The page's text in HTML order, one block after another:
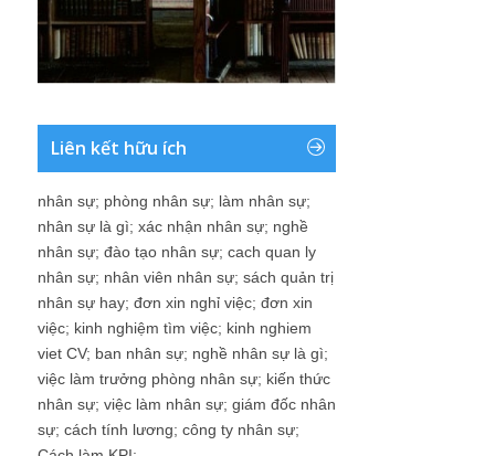
Liên kết hữu ích
nhân sự; phòng nhân sự; làm nhân sự;
nhân sự là gì; xác nhận nhân sự; nghề
nhân sự; đào tạo nhân sự; cach quan ly
nhân sự; nhân viên nhân sự; sách quản trị
nhân sự hay; đơn xin nghỉ việc; đơn xin
việc; kinh nghiệm tìm việc; kinh nghiem
viet CV; ban nhân sự; nghề nhân sự là gì;
việc làm trưởng phòng nhân sự; kiến thức
nhân sự; việc làm nhân sự; giám đốc nhân
sự; cách tính lương; công ty nhân sự;